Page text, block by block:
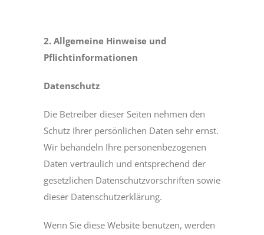
2. Allgemeine Hinweise und
Pflichtinformationen
Datenschutz
Die Betreiber dieser Seiten nehmen den
Schutz Ihrer persönlichen Daten sehr ernst.
Wir behandeln Ihre personenbezogenen
Daten vertraulich und entsprechend der
gesetzlichen Datenschutzvorschriften sowie
dieser Datenschutzerklärung.
Wenn Sie diese Website benutzen, werden